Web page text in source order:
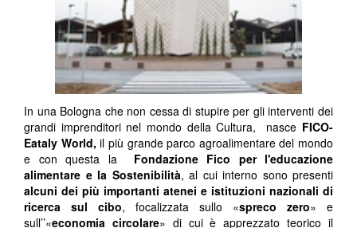
In una Bologna che non cessa di stupire per gli interventi dei
grandi imprenditori nel mondo della Cultura, nasce FICO-
Eataly World,il più grande parco agroalimentare del mondo
e con questa la Fondazione Fico per l'educazione
alimentare e la Sostenibilità, al cui interno sono presenti
alcuni dei più importanti atenei e istituzioni nazionali di
ricerca sul cibo, focalizzata sullo «spreco zero» e
sull’’«economia circolare» di cui è apprezzato teorico il